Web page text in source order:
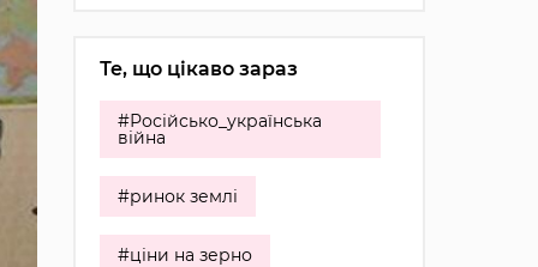
Те, що цікаво зараз
#Російсько_українська
війна
#ринок землі
#ціни на зерно